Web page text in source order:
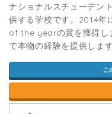
ナショナルスチューデン
供する学校です。2014
of the yearの賞を獲得し
で本物の経験を提供します
こ